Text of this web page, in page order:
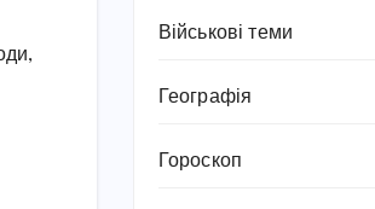
Військові теми
Географія
Гороскоп